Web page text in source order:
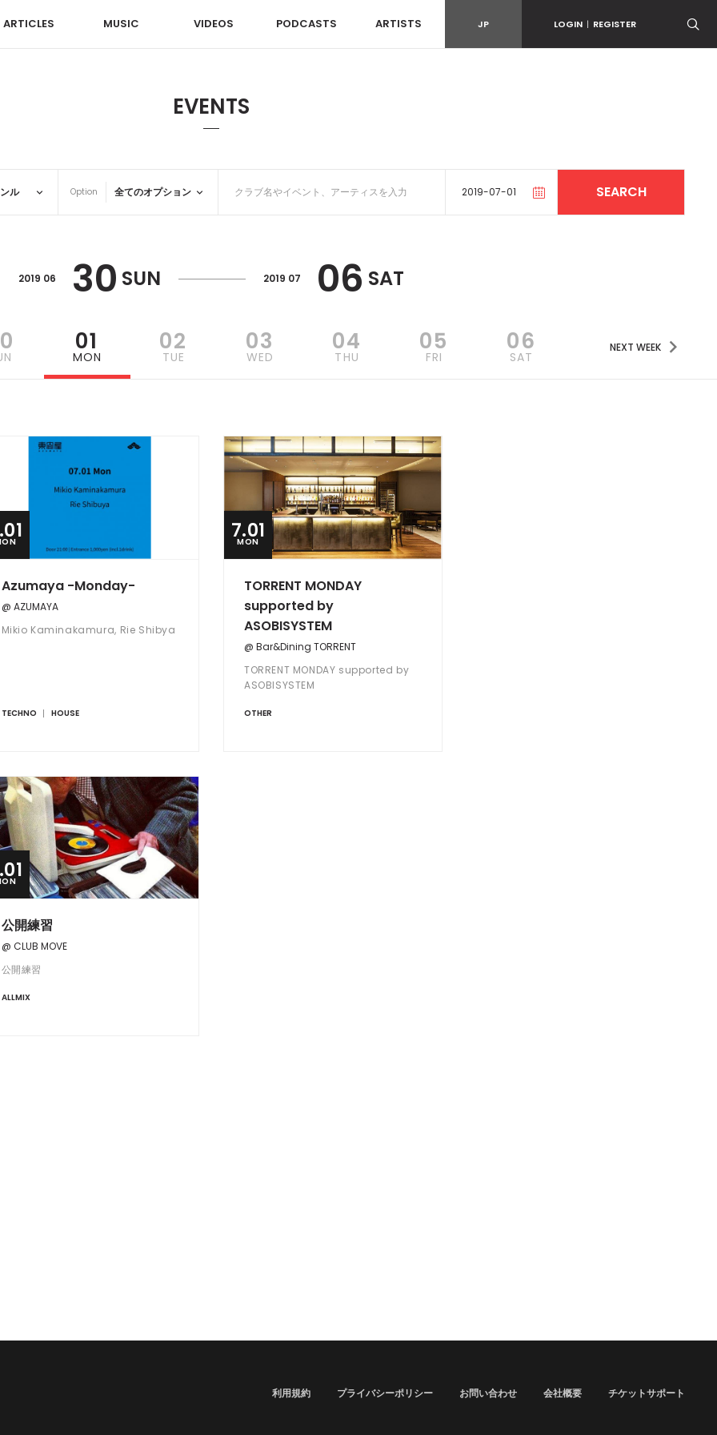
ARTICLES MUSIC VIDEOS PODCASTS ARTISTS JP LOGIN | REGISTER
EVENTS
Option
2019 06 30 SUN 2019 07 06 SAT
01
MON
02
TUE
03
WED
04
THU
05
FRI
06
SAT
NEXT WEEK
Azumaya -Monday-
@ AZUMAYA
Mikio Kaminakamura, Rie Shibya
TECHNO HOUSE
7.01
MON
TORRENT MONDAY
supported by
ASOBISYSTEM
@ Bar&Dining TORRENT
TORRENT MONDAY supported by
ASOBISYSTEM
OTHER
公開練習
@ CLUB MOVE
公開練習
ALLMIX
利用規約 プライバシーポリシー お問い合わせ 会社概要 チケットサポート